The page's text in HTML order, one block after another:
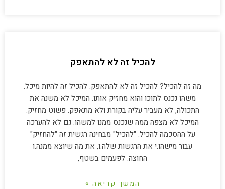
להכיל זה לא להתאפק
מה זה להכיל? להכיל זה לא להתאפק. להכיל זה להיות מיכל.
משהו נכנס לתוכו והוא מחזיק אותו. המיכל לא משנה את
התכולה, לא מעביר עליה בקורת ולא מתאפק. פשוט מחזיק.
המיכל לא מצפה ממה שנכנס ממנו למשהו. גם לא להערכה
על ההסכמה להכיל. "להכיל" מבחינה רגשית זה "להחזיק"
עבור מישהו.י את הרגשות שלה.ו, את מה שיוצא ממנה.ו
החוצה. לפעמים בשטף,
המשך קריאה »